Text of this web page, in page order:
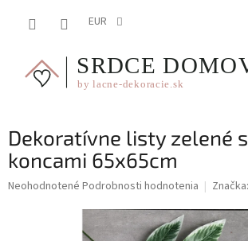
EUR
Dekoratívne listy zelené
koncami 65x65cm
Priemerné
Neohodnotené Podrobnosti hodnotenia Značka: